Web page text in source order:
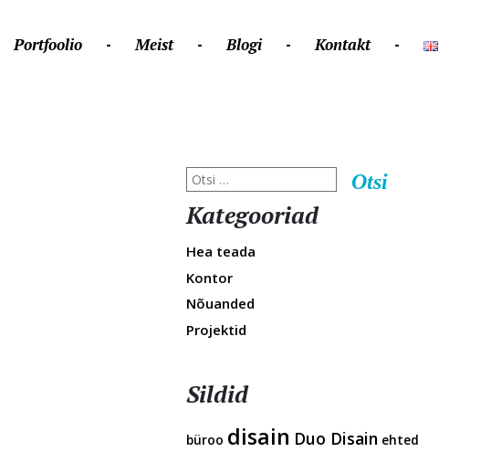
Portfoolio Meist Blogi Kontakt
Kategooriad
Hea teada
Kontor
Nõuanded
Projektid
Sildid
büroo disain Duo Disain ehted